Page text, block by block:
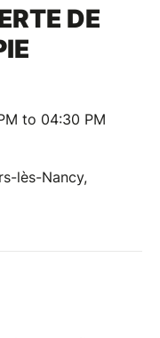
DE
to 04:30 PM
lès-Nancy,